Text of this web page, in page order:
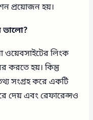
প্রয়োজন হয়।
ভালো?
লিংক
করতে হয়। কিন্তু
সংগ্রহ করে একটি
দেয় এবং রেফারেন্সও